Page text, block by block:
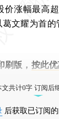
涨幅最高
文耀为首
刷版， 按此
文共计0字 订阅后
后获取已订阅